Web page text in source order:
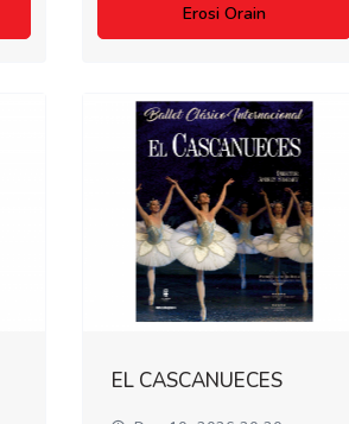
Erosi Orain
EL CASCANUECES